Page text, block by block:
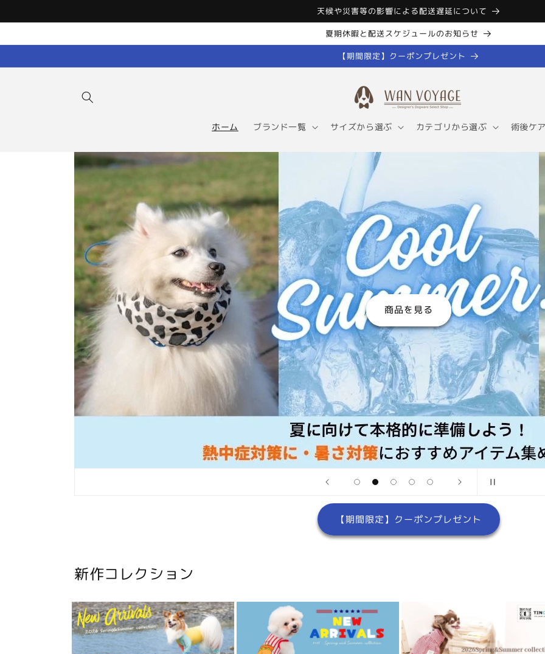
ツに進む
天候や災害等の影響による配送遅延について
夏期休暇と配送スケジュールのお知らせ
【期間限定】クーポンプレゼント
ホーム ブランド一覧 サイズから選ぶ カテゴリから選ぶ 術後ケ
商品を見る
【期間限定】クーポンプレゼント
新作コレクション